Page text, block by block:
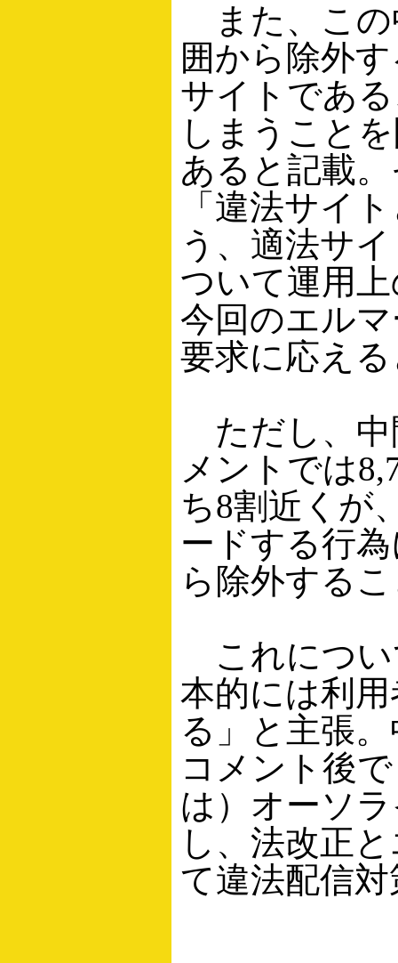
また、この
囲から除外
サイトであ
しまうこと
あると記載
「違法サイ
う、適法サ
ついて運用
今回のエル
要求に応え
ただし、中
メントでは
ち8割近くが
ードする行
ら除外する
これについ
本的には利
る」と主張
コメント後
は）オーソ
し、法改正
て違法配信